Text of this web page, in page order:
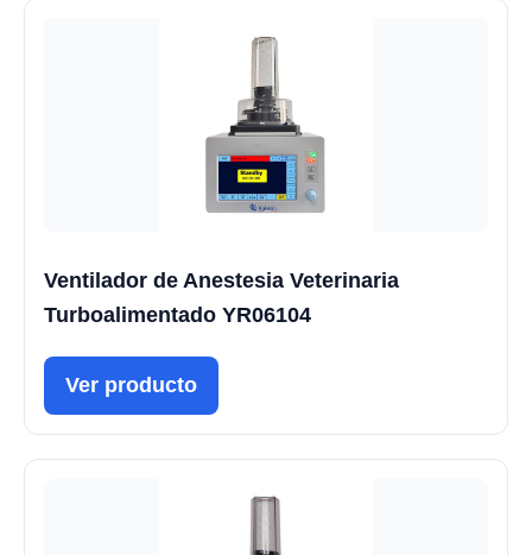
Ventilador de Anestesia Veterinaria
Turboalimentado YR06104
Ver producto